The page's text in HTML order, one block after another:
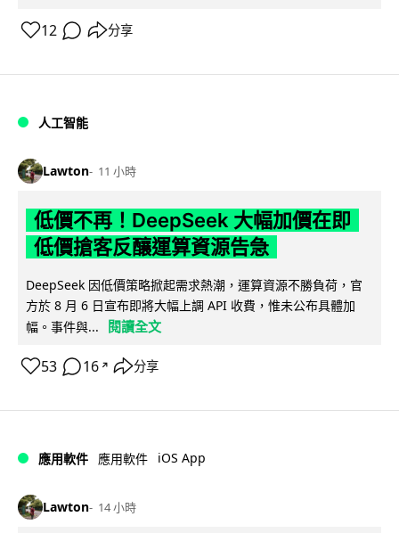
12 分享
人工智能
Lawton 11 小時
低價不再！DeepSeek 大幅加價在即
低價搶客反釀運算資源告急
DeepSeek 因低價策略掀起需求熱潮，運算資源不勝負荷，官
方於 8 月 6 日宣布即將大幅上調 API 收費，惟未公布具體加
幅。事件與...
閱讀全文
53 16 ↗ 分享
應用軟件 應用軟件 iOS App
Lawton 14 小時